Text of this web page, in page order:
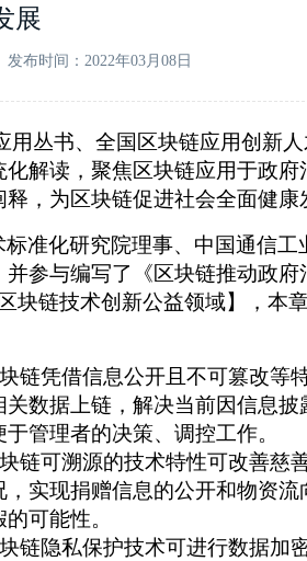
展
发布时间：2022年03月08日
用丛书、全国区块链应用创新
解读，聚焦区块链应用于政
，为区块链促进社会全面健康
准化研究院理事、中国通信工
参与编写了《区块链推动政
块链技术创新公益领域】，本
链凭借信息公开且不可篡改等
数据上链，解决当前因信息披
管理者的决策、调控工作。
链可溯源的技术特性可改善慈
实现捐赠信息的公开和物资流
可能性。
链隐私保护技术可进行数据加